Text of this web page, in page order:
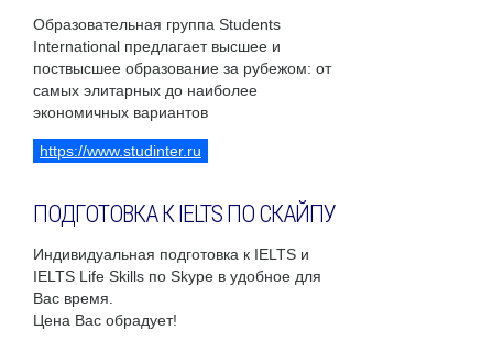
Образовательная группа Students
International предлагает высшее и
поствысшее образование за рубежом: от
самых элитарных до наиболее
экономичных вариантов
https://www.studinter.ru
ПОДГОТОВКА К IELTS ПО СКАЙПУ
Индивидуальная подготовка к IELTS и
IELTS Life Skills по Skype в удобное для
Вас время.
Цена Вас обрадует!